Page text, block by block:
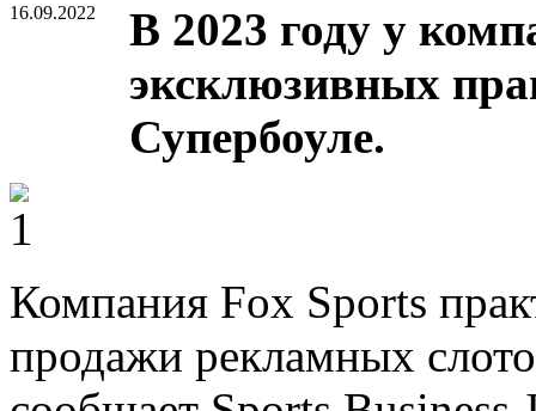
16.09.2022
В 2023 году у
эксклюзивных
Супербоуле.
Компания Fox Sports
продажи рекламных